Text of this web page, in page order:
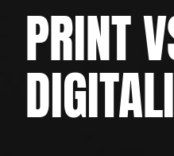
PRINT